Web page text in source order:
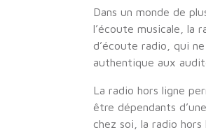
Dans un monde de
l’écoute musicale, la
d’écoute radio, qui
authentique aux
La radio hors ligne
être dépendants
chez soi, la radio